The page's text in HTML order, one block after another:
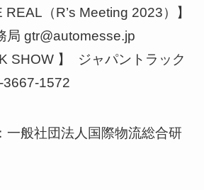
REAL（R’s Meeting 2023）】
局 gtr@automesse.jp
SHOW 】 ジャパントラック
3667-1572
一般社団法人国際物流総合研